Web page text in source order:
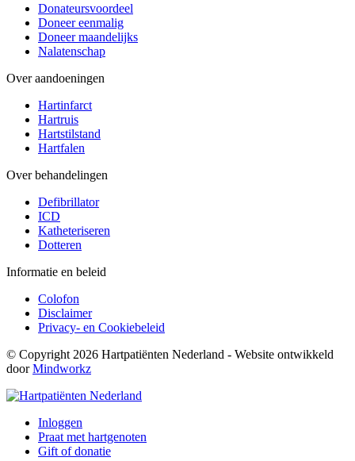
Donateursvoordeel
Doneer eenmalig
Doneer maandelijks
Nalatenschap
Over aandoeningen
Hartinfarct
Hartruis
Hartstilstand
Hartfalen
Over behandelingen
Defibrillator
ICD
Katheteriseren
Dotteren
Informatie en beleid
Colofon
Disclaimer
Privacy- en Cookiebeleid
© Copyright 2026 Hartpatiënten Nederland - Website ontwikkeld
doorMindworkz
Inloggen
Praat met hartgenoten
Gift of donatie